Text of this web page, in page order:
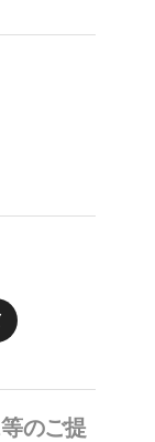
のご提